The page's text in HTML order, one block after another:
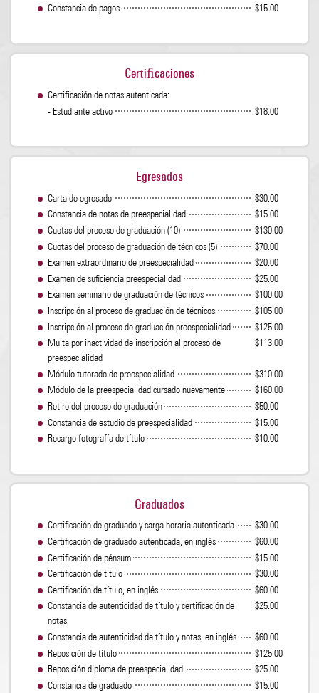
Constancia de pagos
$15.00
Certiﬁcaciones
Certificación de notas autenticada:
- Estudiante activo
$18.00
Egresados
Carta de egresado
$30.00
Constancia de notas de preespecialidad
$15.00
Cuotas del proceso de graduación (10)
$130.00
Cuotas del proceso de graduación de técnicos (5)
$70.00
Examen extraordinario de preespecialidad
$20.00
Examen de suﬁciencia preespecialidad
$25.00
Examen seminario de graduación de técnicos
$100.00
Inscripción al proceso de graduación de técnicos
$105.00
Inscripción al proceso de graduación preespecialidad
$125.00
Multa por inactividad de inscripción al proceso de
preespecialidad
$113.00
Módulo tutorado de preespecialidad
$310.00
Módulo de la preespecialidad cursado nuevamente
$160.00
Retiro del proceso de graduación
$50.00
Constancia de estudio de preespecialidad
$15.00
Recargo fotografía de título
$10.00
Graduados
Certiﬁcación de graduado y carga horaria autenticada
$30.00
Certiﬁcación de graduado autenticada, en inglés
$60.00
Certiﬁcación de pénsum
$15.00
Certiﬁcación de título
$30.00
Certiﬁcación de título, en inglés
$60.00
Constancia de autenticidad de título y certiﬁcación de
notas
$25.00
Constancia de autenticidad de título y notas, en inglés
$60.00
Reposición de título
$125.00
Reposición diploma de preespecialidad
$25.00
Constancia de graduado
$15.00